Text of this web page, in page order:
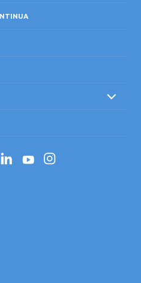
LinkedInYouTubeInstagram